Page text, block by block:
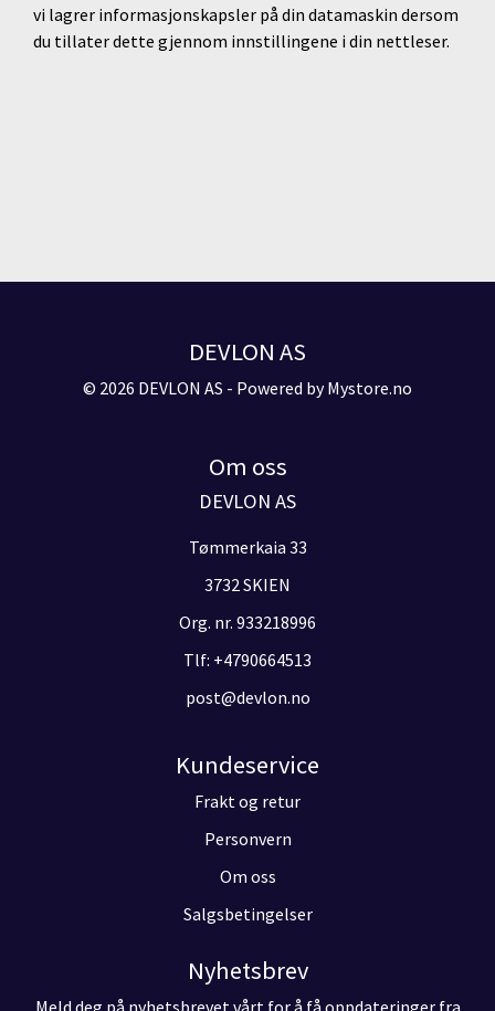
vi lagrer informasjonskapsler på din datamaskin dersom
du tillater dette gjennom innstillingene i din nettleser.
DEVLON AS
© 2026 DEVLON AS - Powered byMystore.no
Om oss
DEVLON AS
Tømmerkaia 33
3732 SKIEN
Org. nr. 933218996
Tlf: +4790664513
post@devlon.no
Kundeservice
Frakt og retur
Personvern
Om oss
Salgsbetingelser
Nyhetsbrev
Meld deg på nyhetsbrevet vårt for å få oppdateringer fra